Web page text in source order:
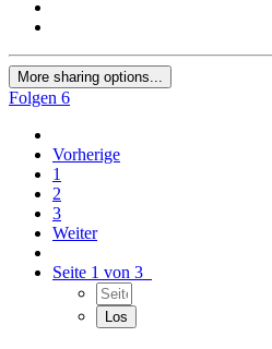
More sharing options...
Folgen 6
Vorherige
1
2
3
Weiter
Seite 1 von 3